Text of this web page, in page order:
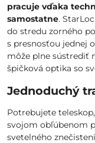
pracuje vďaka
samostatne.
do stredu zorného
s presnosťou jednej
môže plne sústrediť
špičková optika so
Jednoduchý
Potrebujete
svojom obľúbenom
svetelného